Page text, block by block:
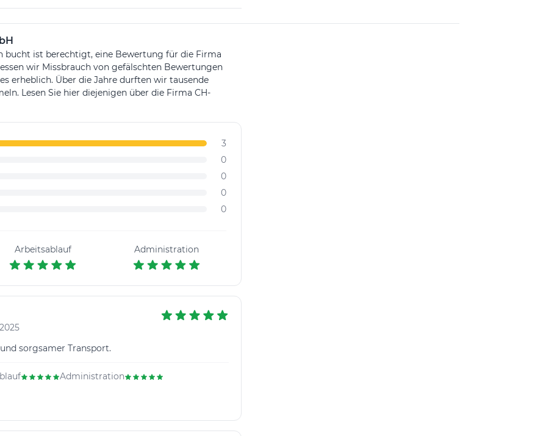
bucht ist berechtigt, eine Bewertung für die Firma
wir Missbrauch von gefälschten Bewertungen
erheblich. Über die Jahre durften wir tausende
Lesen Sie hier diejenigen über die Firma CH-
3
0
0
0
0
Arbeitsablauf Administration
sorgsamer Transport.
Administration